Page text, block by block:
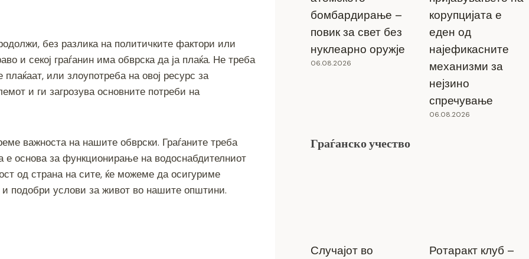
без разлика на политичките фактори или
и секој граѓанин има обврска да ја плаќа. Не треба
или злоупотреба на овој ресурс за
и ги загрозува основните потреби на
важноста на нашите обврски. Граѓаните треба
е основа за функционирање на водоснабдителниот
од страна на сите, ќе можеме да осигуриме
подобри услови за живот во нашите општини.
бомбардирање –
повик за свет без
нуклеарно оружје
06.08.2026
корупцијата е
еден од
најефикасните
механизми за
нејзино
спречување
06.08.2026
Граѓанско учество
Случајот во
Ротаракт клуб –